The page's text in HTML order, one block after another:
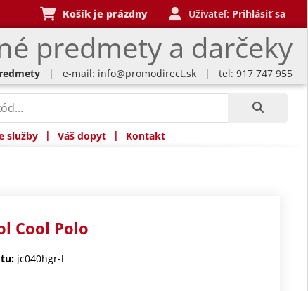
predmety a darčeky
Košík je prázdny Uživateľ: Prihlásiť sa
| e-mail: info@promodirect.sk | tel: 917 747 955
služby | Váš dopyt | Kontakt
Cool Polo
jc040hgr-l